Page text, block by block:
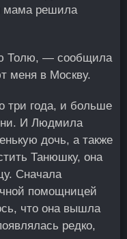
мама решила
Толю, — сообщила
меня в Москву.
три года, и больше
И Людмила
дочь, а также
Танюшку, она
Сначала
помощницей
что она вышла
редко,